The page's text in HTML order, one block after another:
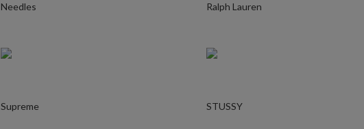
Needles Ralph Lauren
Supreme STUSSY